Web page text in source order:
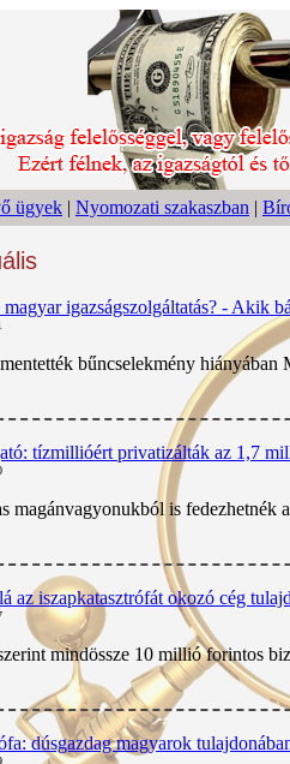
ügyek | Nyomozati szakaszban |
magyar igazságszolgáltatás? - Akik
bűncselekmény
tízmillióért privatizálták az 1,7
magánvagyonukból is
az iszapkatasztrófát okozó cég
mindössze 10 millió forintos
dúsgazdag magyarok